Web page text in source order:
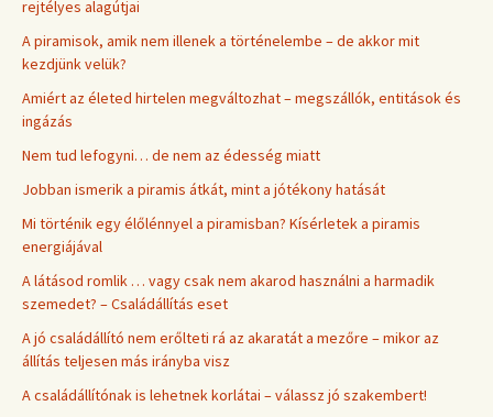
rejtélyes alagútjai
A piramisok, amik nem illenek a történelembe – de akkor mit
kezdjünk velük?
Amiért az életed hirtelen megváltozhat – megszállók, entitások és
ingázás
Nem tud lefogyni… de nem az édesség miatt
Jobban ismerik a piramis átkát, mint a jótékony hatását
Mi történik egy élőlénnyel a piramisban? Kísérletek a piramis
energiájával
A látásod romlik … vagy csak nem akarod használni a harmadik
szemedet? – Családállítás eset
A jó családállító nem erőlteti rá az akaratát a mezőre – mikor az
állítás teljesen más irányba visz
A családállítónak is lehetnek korlátai – válassz jó szakembert!